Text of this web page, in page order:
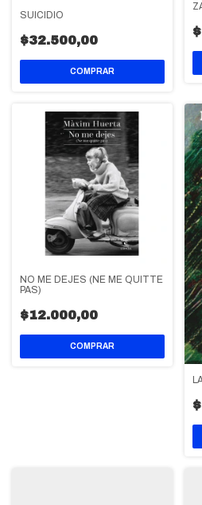
SUICIDIO
$32.500,00
NO ME DEJES (NE ME QUITTE
PAS)
$12.000,00